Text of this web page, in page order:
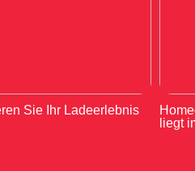
Sie Ihr Ladeerlebnis
liegt